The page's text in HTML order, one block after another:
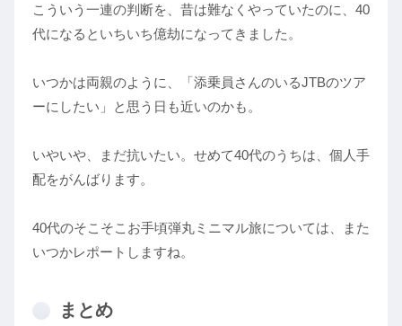
こういう一連の判断を、昔は難なくやっていたのに、40
代になるといちいち億劫になってきました。
いつかは両親のように、「添乗員さんのいるJTBのツア
ーにしたい」と思う日も近いのかも。
いやいや、まだ抗いたい。せめて40代のうちは、個人手
配をがんばります。
40代のそこそこお手頃弾丸ミニマル旅については、また
いつかレポートしますね。
まとめ